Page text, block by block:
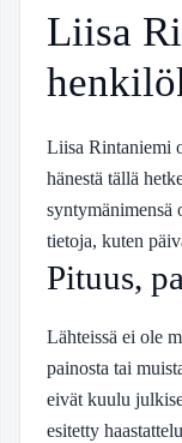
Liisa
Liisa Rintaniemi
hänestä tällä
syntymänimensä
tietoja, kuten
Pituus,
Lähteissä ei ole
painosta tai
eivät kuulu
esitetty